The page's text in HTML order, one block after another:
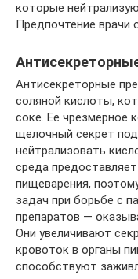
которые
Предпочтение
Антисекреторные
соляной кислоты,
соке. Ее чрезмерное
щелочный секрет
нейтрализовать
среда
пищеварения,
задач при борьбе с
препаратов —
Они увеличивают
кровоток в органы
способствуют